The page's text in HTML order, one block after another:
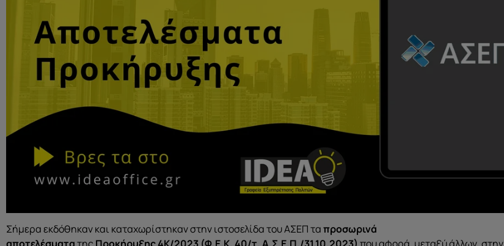
Σήμερα εκδόθηκαν και καταχωρίστηκαν στην ιστοσελίδα του ΑΣΕΠ ταπροσωρινά